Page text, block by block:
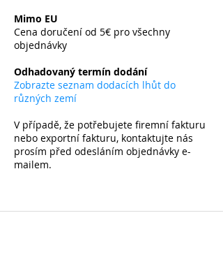
Mimo EU
Cena doručení od 5€ pro všechny
objednávky
Odhadovaný termín dodání
Zobrazte seznam dodacích lhůt do
různých zemí
V případě, že potřebujete firemní fakturu
nebo exportní fakturu, kontaktujte nás
prosím před odesláním objednávky e-
mailem.